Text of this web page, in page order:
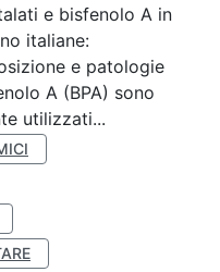
e bisfenolo A in
italiane:
e patologie
A (BPA) sono
utilizzati...